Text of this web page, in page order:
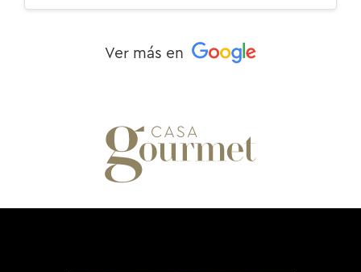
Ver más en